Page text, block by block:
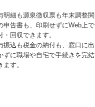
明細も源泉徴収票も年末調整関
申告書も、印刷せずにWeb上で
・回収できます。
振込も税金の納付も、窓口に出
ずに職場や自宅で手続きを完結
ます。